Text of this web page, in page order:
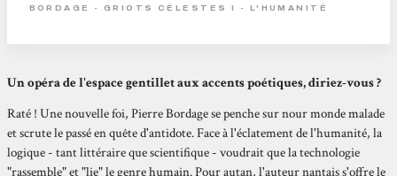
BORDAGE - GRIOTS CÉLESTES I - L'HUMANITÉ
Un opéra de l'espace gentillet aux accents poétiques, diriez-vous ?
Raté ! Une nouvelle foi, Pierre Bordage se penche sur nour monde malade
et scrute le passé en quête d'antidote. Face à l'éclatement de l'humanité, la
logique - tant littéraire que scientifique - voudrait que la technologie
"rassemble" et "lie" le genre humain. Pour autan, l'auteur nantais s'offre le